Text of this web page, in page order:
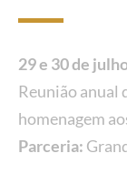
29 e 30 de
Reunião anual
homenagem
Parceria: